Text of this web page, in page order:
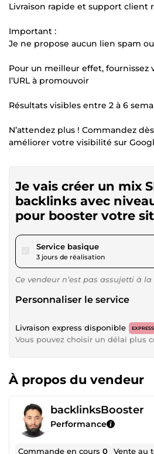
Livraison rapide et support client
Important :
Je ne propose aucun lien spam
Pour un meilleur effet, fournissez
l’URL à promouvoir
Résultats visibles entre 2 à 6
N’attendez plus ! Commandez
améliorer votre visibilité sur
Je vais créer un mix
backlinks avec
pour booster votre
Service basiquepour 17,35 $US
3 jours de réalisation
Ce vendeur n’est pas assujetti à la
Personnaliser le service
Livraison express disponible EXPRESS
Vous pouvez choisir un délai plus
À propos du vendeur
backlinksBooster
Performance
Commande en cours0 Vente au